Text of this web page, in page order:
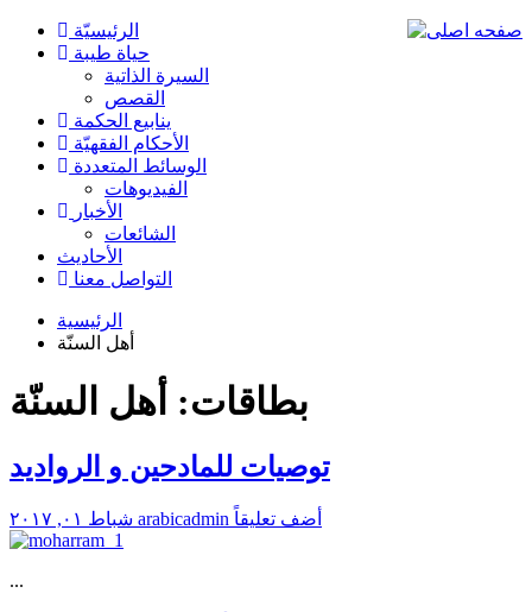
الرئیسیّة
حياة طيبة
السيرة الذاتية
القصص
ينابيع الحكمة
الأحکام الفقهیّة
الوسائط المتعددة
الفیدیوهات
الأخبار
الشائعات
الأحادیث
التواصل معنا
الرئيسية
أهل السنّة
بطاقات: أهل السنّة
توصيات للمادحين و الرواديد
arabicadmin أضف تعليقاً
...